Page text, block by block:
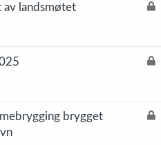
L
av landsmøtet
L
L
brygget